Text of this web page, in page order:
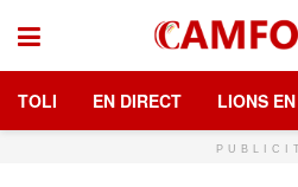
TOLI EN DIRECT LIONS